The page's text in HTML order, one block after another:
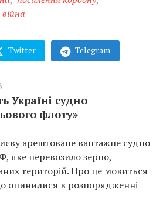
Twitter Telegram
Україні судно
флоту»
арештоване вантажне судно
яке перевозило зерно,
територій. Про це мовиться
опинилися в розпорядженні